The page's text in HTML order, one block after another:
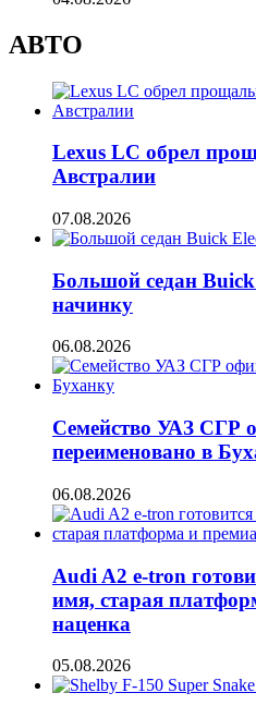
АВТО
Lexus LC обрел
Австралии
07.08.2026
Большой седан
начинку
06.08.2026
Семейство УАЗ СГР
переименовано в
06.08.2026
Audi A2 e-tron
имя, старая
наценка
05.08.2026